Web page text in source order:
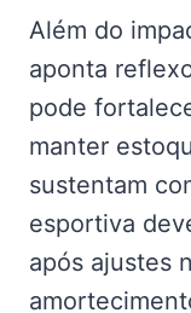
Além do
aponta
pode
manter
sustentam
esportiva
após ajustes